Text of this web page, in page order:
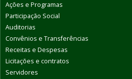
Ações e Programas
Participação Social
Auditorias
Convênios e Transferências
Receitas e Despesas
Licitações e contratos
Servidores